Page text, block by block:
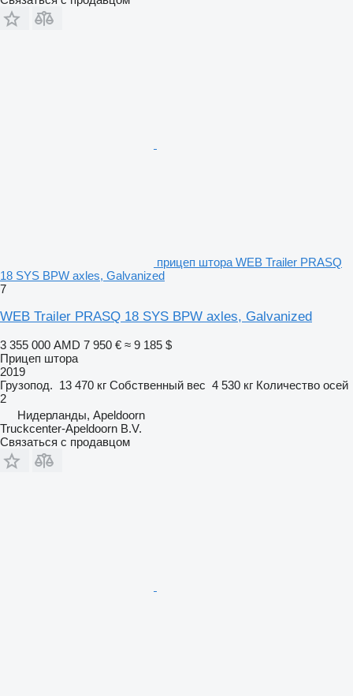
прицеп штора WEB Trailer PRASQ
18 SYS BPW axles, Galvanized
7
WEB Trailer PRASQ 18 SYS BPW axles, Galvanized
3 355 000 AMD 7 950 € ≈ 9 185 $
Прицеп штора
2019
Грузопод. 13 470 кг Собственный вес 4 530 кг Количество осей
2
Нидерланды, Apeldoorn
Truckcenter-Apeldoorn B.V.
Связаться с продавцом